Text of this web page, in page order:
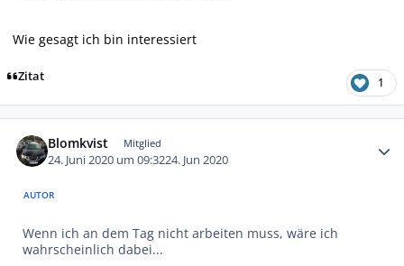
Wie gesagt ich bin interessiert
Zitat 1
Blomkvist Mitglied
24. Juni 2020 um 09:3224. Jun 2020
AUTOR
Wenn ich an dem Tag nicht arbeiten muss, wäre ich
wahrscheinlich dabei...